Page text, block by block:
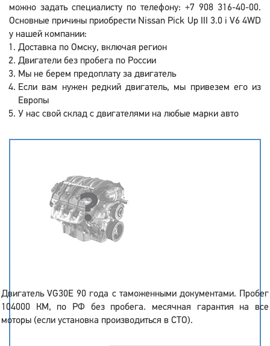
можно задать специалисту по телефону: +7 908 316-40-00.
Основные причины приобрести Nissan Pick Up III 3.0 i V6 4WD
у нашей компании:
Доставка по Омску, включая регион
Двигатели без пробега по России
Мы не берем предоплату за двигатель
Если вам нужен редкий двигатель, мы привезем его из
Европы
У нас свой склад с двигателями на любые марки авто
Двигатель VG30E 90 года с таможенными документами. Пробег
104000 КМ, по РФ без пробега. месячная гарантия на все
моторы (если установка производиться в СТО).